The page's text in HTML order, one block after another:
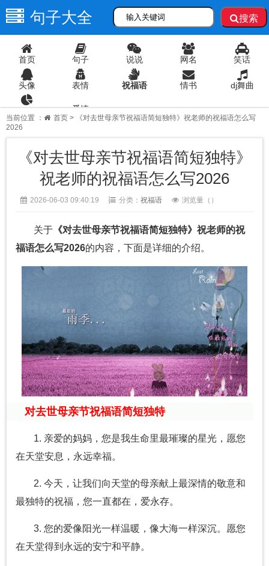
句子大全 搜索
首页 句子 说说 网名 笑话
头像 表情 祝福语 情书 dj舞曲
爱情
当前位置 ： 首页 > 《对去世母亲节祝福语简短独特》祝老师的祝福语怎么写
2026
《对去世母亲节祝福语简短独特》
祝老师的祝福语怎么写2026
2026-06-03 09:40:19 分类： 祝福语 浏览量（ ）
关于 《对去世母亲节祝福语简短独特》祝老师的祝
福语怎么写2026的内容，下面是详细的介绍。
对去世母亲节祝福语简短独特
1. 亲爱的妈妈，您是我生命里最璀璨的星光，愿您
在天堂安息，永远幸福。
2. 今天，让我们向天堂的母亲献上最深情的敬意和
最独特的祝福，您一直都在，爱永存。
3. 您的爱像阳光一样温暖，像大海一样深沉。愿您
在天堂得到永远的安宁和平静。